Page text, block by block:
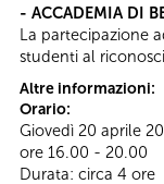
- ACCADEMIA DI
La partecipazione
studenti al
Altre informazioni:
Orario:
Giovedì 20 aprile
ore 16.00 - 20.00
Durata: circa 4 ore